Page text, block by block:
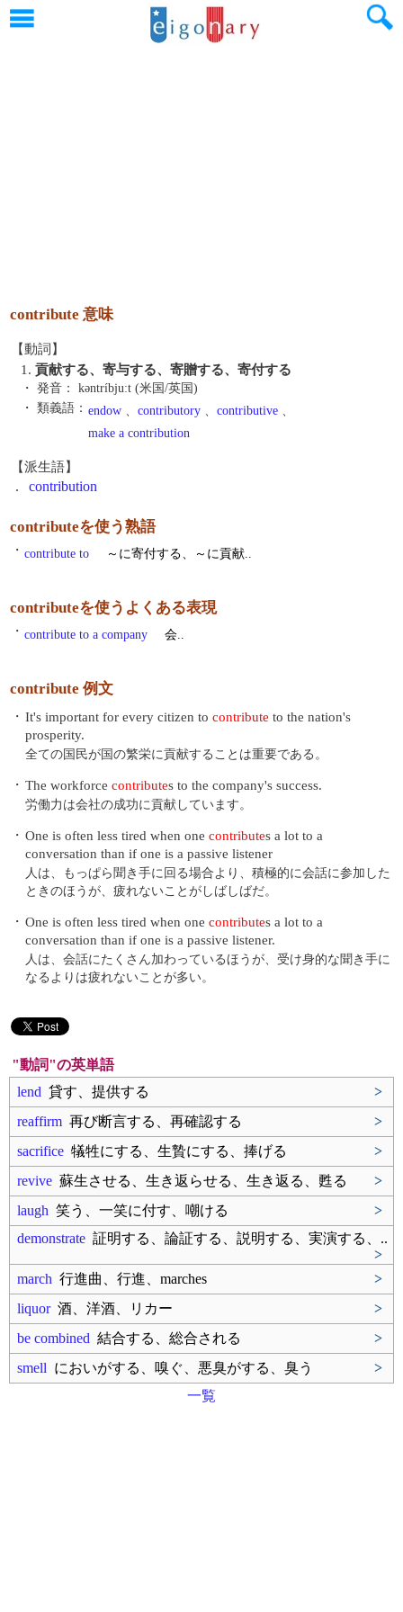
contribute 意味
【動詞】
1. 貢献する、寄与する、寄贈する、寄付する
・ 発音：
kəntríbjuːt (米国/英国)
・ 類義語： endow 、 contributory 、 contributive 、
make a contribution
【派生語】
. contribution
contributeを使う熟語
・ contribute to ～に寄付する、～に貢献..
contributeを使うよくある表現
・ contribute to a company 会..
contribute 例文
・ It's important for every citizen to contribute to the nation's
prosperity.
全ての国民が国の繁栄に貢献することは重要である。
・ The workforce contributes to the company's success.
労働力は会社の成功に貢献しています。
・ One is often less tired when one contributes a lot to a
conversation than if one is a passive listener
人は、もっぱら聞き手に回る場合より、積極的に会話に参加した
ときのほうが、疲れないことがしばしばだ。
・ One is often less tired when one contributes a lot to a
conversation than if one is a passive listener.
人は、会話にたくさん加わっているほうが、受け身的な聞き手に
なるよりは疲れないことが多い。
"動詞"の英単語
lend 貸す、提供する
>
reaffirm 再び断言する、再確認する
>
sacrifice 犠牲にする、生贄にする、捧げる
>
revive 蘇生させる、生き返らせる、生き返る、甦る
>
laugh 笑う、一笑に付す、嘲ける
>
demonstrate 証明する、論証する、説明する、実演する、..
>
march 行進曲、行進、marches
>
liquor酒、洋酒、リカー
>
be combined 結合する、総合される
>
smell においがする、嗅ぐ、悪臭がする、臭う
>
一覧